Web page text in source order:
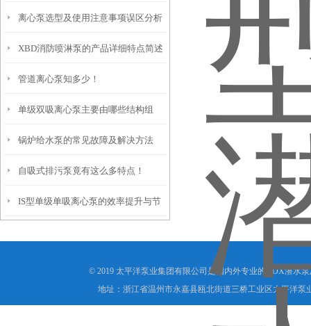
了
离心泵选型及使用注意事项误区分析
XBD消防喷淋泵的产品详细特点简述
管道离心泵知多少！
单级双吸离心泵主要由哪些结构组
成？
锅炉给水泵的常见故障及解决方法
自吸式排污泵竟有这么多特点！
IS型单级单吸离心泵的效率提升与节
© 2019 太平洋泵业集团有限公司是国内外专业的QDX潜水
地址：浙江省温州市永嘉县瓯北街道三桥工业区太平洋泵